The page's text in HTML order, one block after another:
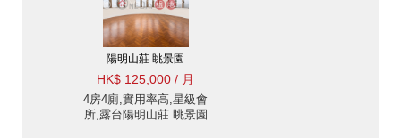
陽明山莊 眺景園
HK$ 125,000 / 月
4房4廁,實用率高,星級會
所,露台陽明山莊 眺景園